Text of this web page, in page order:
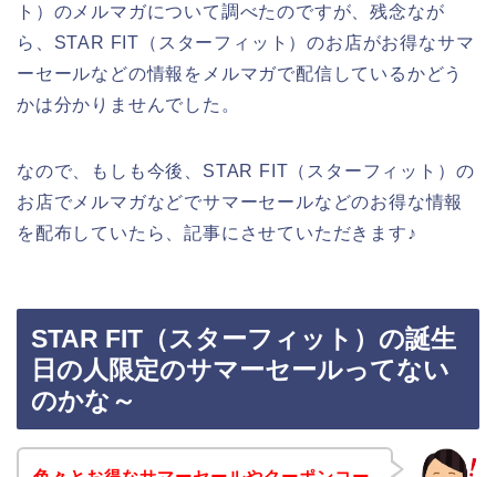
ト）のメルマガについて調べたのですが、残念なが
ら、STAR FIT（スターフィット）のお店がお得なサマ
ーセールなどの情報をメルマガで配信しているかどう
かは分かりませんでした。
なので、もしも今後、STAR FIT（スターフィット）の
お店でメルマガなどでサマーセールなどのお得な情報
を配布していたら、記事にさせていただきます♪
STAR FIT（スターフィット）の誕生
日の人限定のサマーセールってない
のかな～